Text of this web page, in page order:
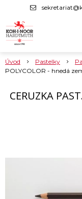
Úvod Pastelky
POLYCOLOR - hnedá
CERUZKA